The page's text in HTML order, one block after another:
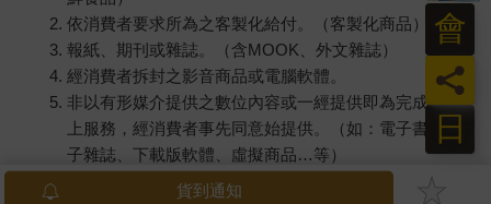
如果是大型商品（如：傢俱、床墊、家電、運動器材等）及
需安裝商品，請依商品頁面說明為主。訂單完成收款確認
後，出貨廠商將會和您聯繫確認相關配送等細節。
偏遠地區、樓層費及其它加價費用，皆由廠商於約定配送時
一併告知，廠商將保留出貨與否的權利。
提醒您！！
金石堂及銀行均不會請您操作ATM! 如接獲電話要求您前往
日
員
會